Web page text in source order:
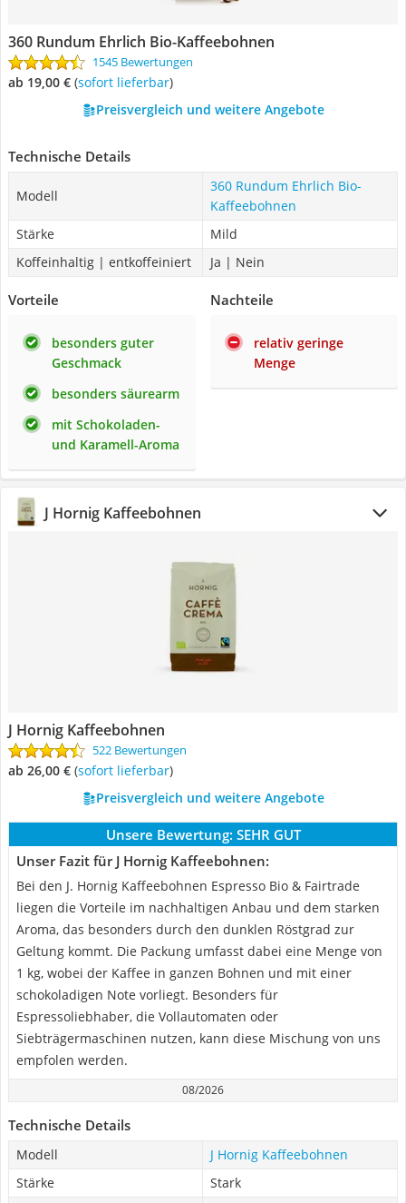
360 Rundum Ehrlich Bio-Kaffeebohnen
1545 Bewertungen
ab 19,00 € ( Sofort lieferbar)
Preisvergleich und weitere Angebote
Technische Details
Modell
360 Rundum Ehrlich Bio-
Kaffeebohnen
Stärke
Mild
Koffeinhaltig | entkoffeiniert
Ja | Nein
Vorteile
besonders guter
Geschmack
besonders säurearm
mit Schokoladen-
und Karamell-Aroma
Nachteile
relativ geringe
Menge
J Hornig Kaffeebohnen
J Hornig Kaffeebohnen
522 Bewertungen
ab 26,00 € ( Sofort lieferbar)
Preisvergleich und weitere Angebote
Unsere Bewertung: SEHR GUT
Unser Fazit für J Hornig Kaffeebohnen:
Bei den J. Hornig Kaffeebohnen Espresso Bio & Fairtrade
liegen die Vorteile im nachhaltigen Anbau und dem starken
Aroma, das besonders durch den dunklen Röstgrad zur
Geltung kommt. Die Packung umfasst dabei eine Menge von
1 kg, wobei der Kaffee in ganzen Bohnen und mit einer
schokoladigen Note vorliegt. Besonders für
Espressoliebhaber, die Vollautomaten oder
Siebträgermaschinen nutzen, kann diese Mischung von uns
empfolen werden.
08/2026
Technische Details
Modell
J Hornig Kaffeebohnen
Stärke
Stark